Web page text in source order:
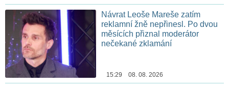
Návrat Leoše Mareše zatím
reklamní žně nepřinesl. Po dvou
měsících přiznal moderátor
nečekané zklamání
15:29 08. 08. 2026